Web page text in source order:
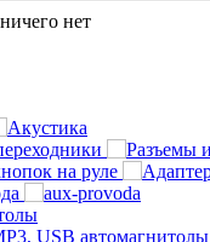
нет
на руле
USB автомагнитолы